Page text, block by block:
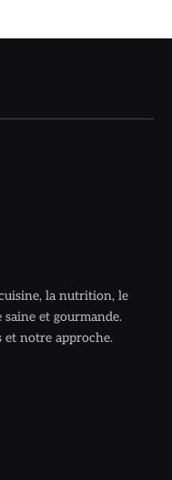
la nutrition, le
et gourmande.
et notre approche.